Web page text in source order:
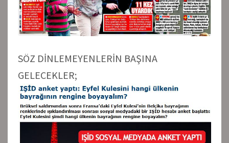
SÖZ DİNLEMEYENLERİN BAŞINA
GELECEKLER;